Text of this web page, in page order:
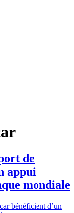
de
appui
mondiale